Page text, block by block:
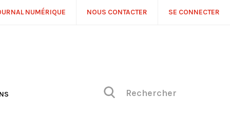
NUMÉRIQUE NOUS CONTACTER SE CONNECTER